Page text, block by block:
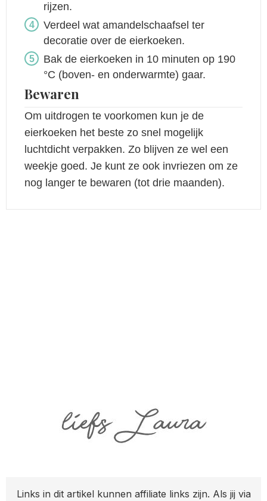
rijzen.
Verdeel wat amandelschaafsel ter
decoratie over de eierkoeken.
Bak de eierkoeken in 10 minuten op 190
°C (boven- en onderwarmte) gaar.
Bewaren
Om uitdrogen te voorkomen kun je de
eierkoeken het beste zo snel mogelijk
luchtdicht verpakken. Zo blijven ze wel een
weekje goed. Je kunt ze ook invriezen om ze
nog langer te bewaren (tot drie maanden).
Links in dit artikel kunnen affiliate links zijn. Als jij via